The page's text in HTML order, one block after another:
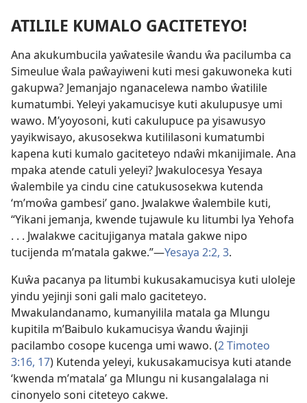
ATILILE KUMALO GACITETEYO!
Ana akukumbucila yaŵatesile ŵandu ŵa pacilumba ca
Simeulue ŵala paŵayiweni kuti mesi gakuwoneka kuti
gakupwa? Jemanjajo nganacelewa nambo ŵatilile
kumatumbi. Yeleyi yakamucisye kuti akulupusye umi
wawo. M’yoyosoni, kuti cakulupuce pa yisawusyo
yayikwisayo, akusosekwa kutililasoni kumatumbi
kapena kuti kumalo gaciteteyo ndaŵi mkanijimale. Ana
mpaka atende catuli yeleyi? Jwakulocesya Yesaya
ŵalembile ya cindu cine catukusosekwa kutenda
‘m’moŵa gambesi’ gano. Jwalakwe ŵalembile kuti,
“Yikani jemanja, kwende tujawule ku litumbi lya Yehofa
. . . Jwalakwe cacitujiganya matala gakwe nipo
tucijenda m’matala gakwe.”—Yesaya 2:2, 3.
Kuŵa pacanya pa litumbi kukusakamucisya kuti uloleje
yindu yejinji soni gali malo gaciteteyo.
Mwakulandanamo, kumanyilila matala ga Mlungu
kupitila m’Baibulo kukamucisya ŵandu ŵajinji
pacilambo cosope kucenga umi wawo. (2 Timoteo
3:16, 17) Kutenda yeleyi, kukusakamucisya kuti atande
‘kwenda m’matala’ ga Mlungu ni kusangalalaga ni
cinonyelo soni citeteyo cakwe.